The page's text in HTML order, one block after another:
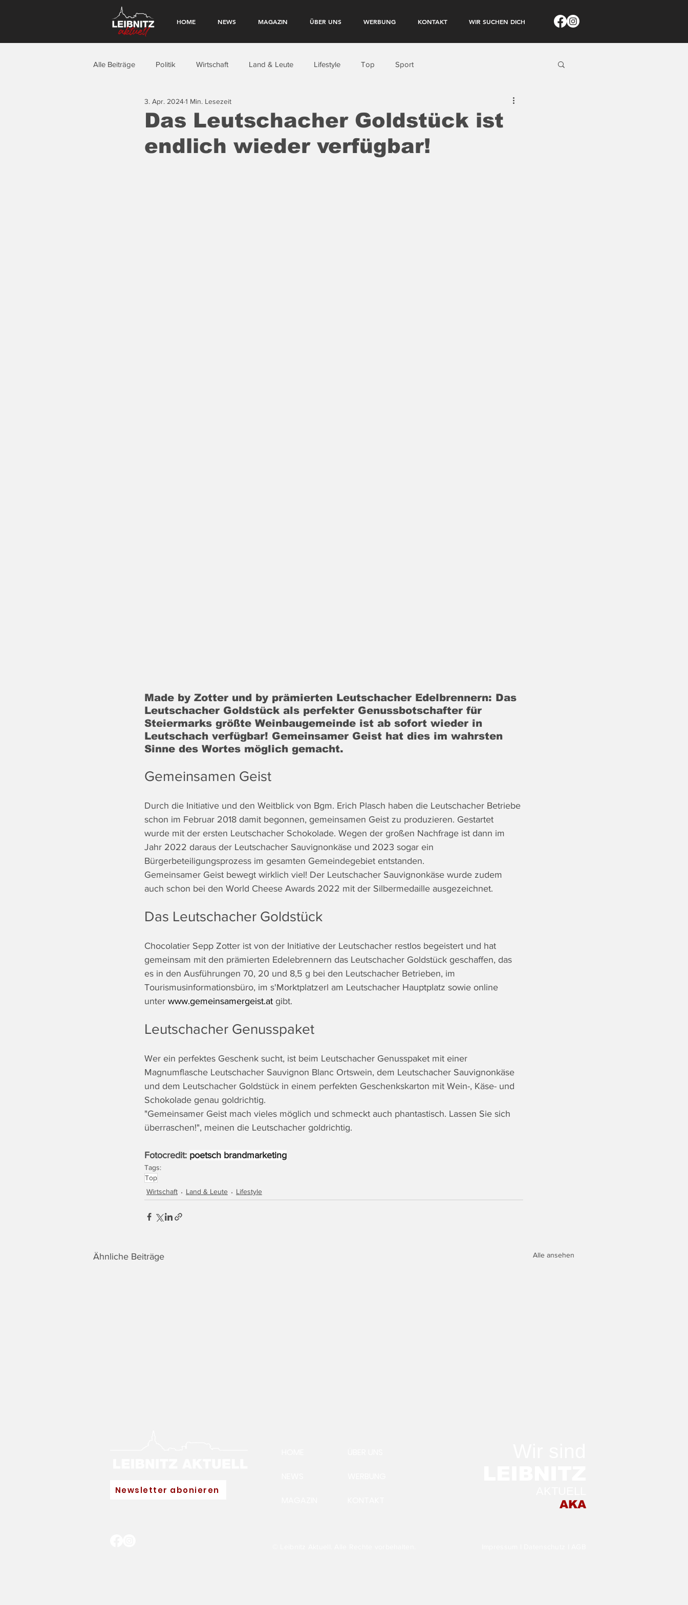
HOME NEWS MAGAZIN ÜBER UNS WERBUNG KONTAKT WIR SUCHEN DICH
Alle Beiträge Politik Wirtschaft Land & Leute Lifestyle Top Sport
Das Leutschacher Goldstück ist
endlich wieder verfügbar!
3. Apr. 20241 Min. Lesezeit
Made by Zotter und by prämierten Leutschacher Edelbrennern: Das
Leutschacher Goldstück als perfekter Genussbotschafter für
Steiermarks größte Weinbaugemeinde ist ab sofort wieder in
Leutschach verfügbar! Gemeinsamer Geist hat dies im wahrsten
Sinne des Wortes möglich gemacht.
Gemeinsamen Geist
Durch die Initiative und den Weitblick von Bgm. Erich Plasch haben die Leutschacher Betriebe
schon im Februar 2018 damit begonnen, gemeinsamen Geist zu produzieren. Gestartet
wurde mit der ersten Leutschacher Schokolade. Wegen der großen Nachfrage ist dann im
Jahr 2022 daraus der Leutschacher Sauvignonkäse und 2023 sogar ein
Bürgerbeteiligungsprozess im gesamten Gemeindegebiet entstanden.
Gemeinsamer Geist bewegt wirklich viel! Der Leutschacher Sauvignonkäse wurde zudem
auch schon bei den World Cheese Awards 2022 mit der Silbermedaille ausgezeichnet.
Das Leutschacher Goldstück
Chocolatier Sepp Zotter ist von der Initiative der Leutschacher restlos begeistert und hat
gemeinsam mit den prämierten Edelebrennern das Leutschacher Goldstück geschaffen, das
es in den Ausführungen 70, 20 und 8,5 g bei den Leutschacher Betrieben, im
Tourismusinformationsbüro, im s'Morktplatzerl am Leutschacher Hauptplatz sowie online
unter www.gemeinsamergeist.at gibt.
Leutschacher Genusspaket
Wer ein perfektes Geschenk sucht, ist beim Leutschacher Genusspaket mit einer
Magnumflasche Leutschacher Sauvignon Blanc Ortswein, dem Leutschacher Sauvignonkäse
und dem Leutschacher Goldstück in einem perfekten Geschenkskarton mit Wein-, Käse- und
Schokolade genau goldrichtig.
"Gemeinsamer Geist mach vieles möglich und schmeckt auch phantastisch. Lassen Sie sich
überraschen!", meinen die Leutschacher goldrichtig.
Fotocredit: poetsch brandmarketing
Tags:
Top
Wirtschaft
Land & Leute Lifestyle
Ähnliche Beiträge Alle ansehen
Newsletter abonieren
AKA